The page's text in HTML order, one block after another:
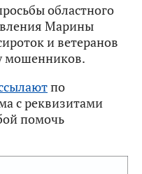
областного
Марины
и ветеранов
мошенников.
по
с реквизитами
помочь